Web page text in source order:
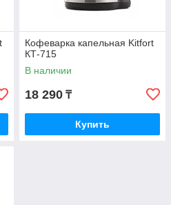
Кофеварка капельная Kitfort
КТ-715
В наличии
18 290 ₸
Купить